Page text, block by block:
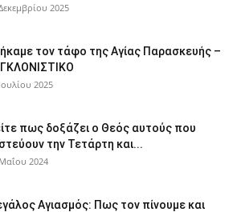
2025
τον τάφο της Αγίας Παρασκευής –
2025
πως δοξάζει ο Θεός αυτούς που
την Τετάρτη και...
2024
Αγιασμός: Πως τον πίνουμε και